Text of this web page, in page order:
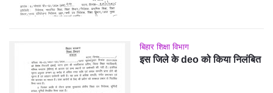
बिहार शिक्षा विभाग
इस जिले के deo को किया निलंबित